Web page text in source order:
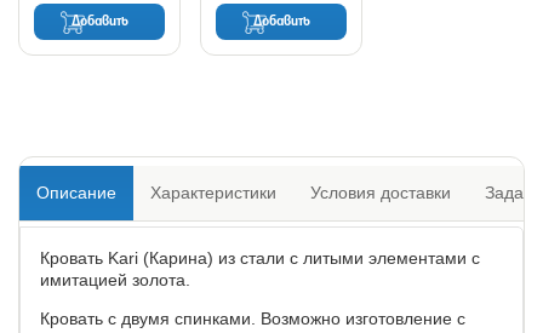
Добавить Добавить
Описание Характеристики Условия доставки
Кровать Kari (Карина) из стали с литыми элементами с
имитацией золота.
Кровать с двумя спинками. Возможно изготовление с